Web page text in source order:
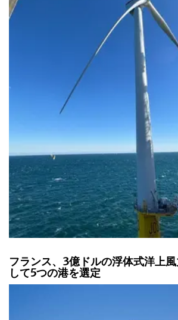
フランス、3億ドルの浮体式洋上
して5つの港を選定